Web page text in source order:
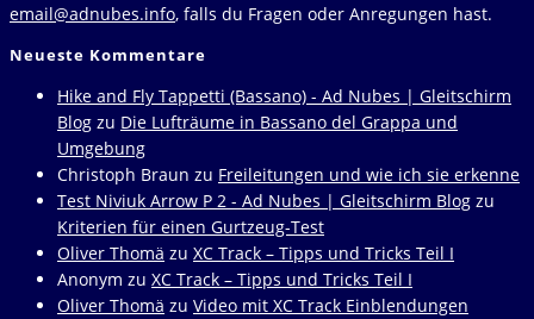
email@adnubes.info, falls du Fragen oder Anregungen hast.
Neueste Kommentare
Hike and Fly Tappetti (Bassano) - Ad Nubes | Gleitschirm
Blog zu Die Lufträume in Bassano del Grappa und
Umgebung
Christoph Braun zu Freileitungen und wie ich sie erkenne
Test Niviuk Arrow P 2 - Ad Nubes | Gleitschirm Blog zu
Kriterien für einen Gurtzeug-Test
Oliver Thomä zu XC Track – Tipps und Tricks Teil I
Anonym zu XC Track – Tipps und Tricks Teil I
Oliver Thomä zu Video mit XC Track Einblendungen